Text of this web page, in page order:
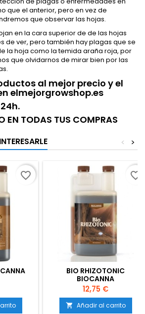
que el anterior, pero en vez de
que observar las hojas.
en la cara superior de de las hojas
de ver, pero también hay plagas que se
la hoja como la temida araña roja, por
que olvidarnos de mirar bien por las
al mejor precio y el
elmejorgrowshop.es
EN TODAS TUS COMPRAS
>
<
favorite_border
BIO RHIZOTONIC
BIOCANNA
Precio
12,75 €
 Añadir al carrito
favorite_border